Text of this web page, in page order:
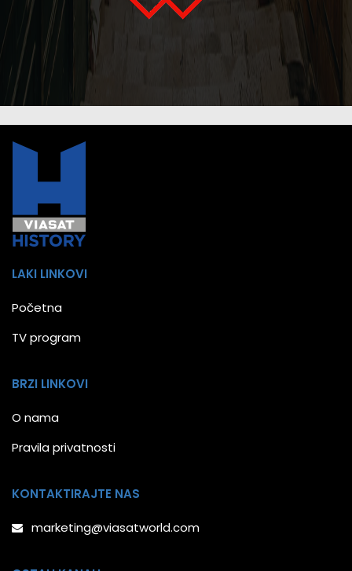
LAKI LINKOVI
Početna
TV program
BRZI LINKOVI
O nama
Pravila privatnosti
KONTAKTIRAJTE NAS
marketing@viasatworld.com